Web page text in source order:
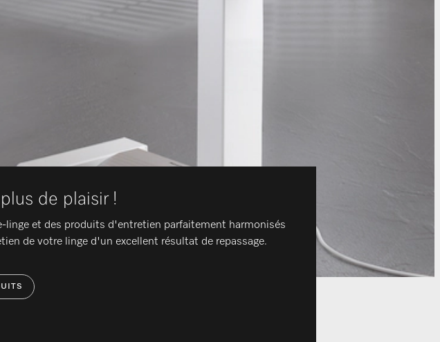
de plaisir !
linge et des produits d'entretien parfaitement harmonisés
de votre linge d'un excellent résultat de repassage.